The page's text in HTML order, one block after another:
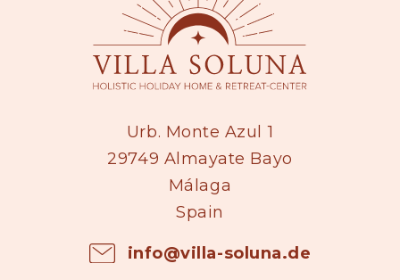
Urb. Monte Azul 1
29749 Almayate Bayo
Málaga
Spain
info@villa-soluna.de